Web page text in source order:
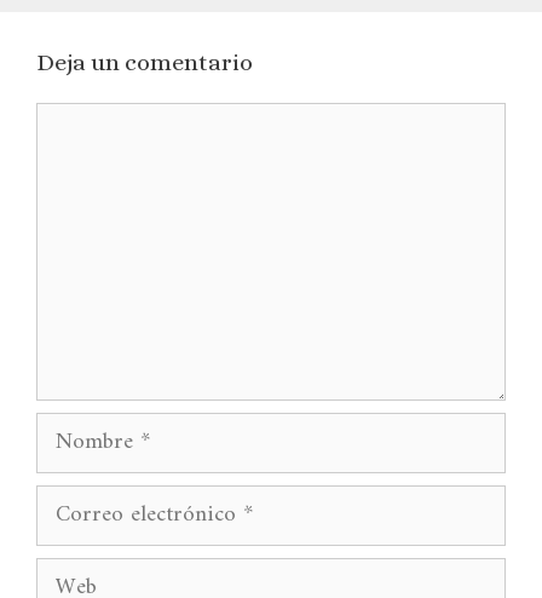
Deja un comentario
Nombre
Correo
electrónico
Web